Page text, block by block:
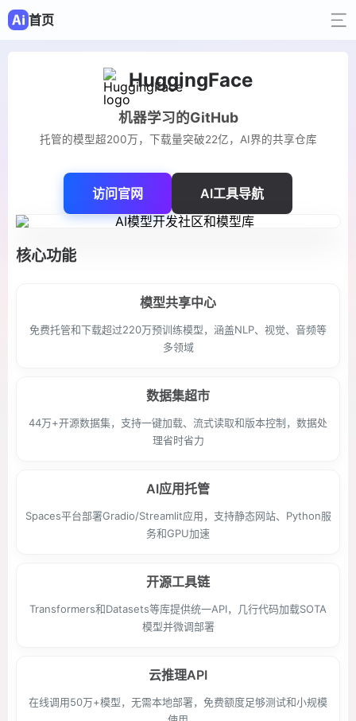
首页
HuggingFace
机器学习的GitHub
托管的模型超200万，下载量突破22亿，AI界的共享仓库
访问官网 AI工具导航
核心功能
模型共享中心
免费托管和下载超过220万预训练模型，涵盖NLP、视觉、音频等
多领域
数据集超市
44万+开源数据集，支持一键加载、流式读取和版本控制，数据处
理省时省力
AI应用托管
Spaces平台部署Gradio/Streamlit应用，支持静态网站、Python服
务和GPU加速
开源工具链
Transformers和Datasets等库提供统一API，几行代码加载SOTA
模型并微调部署
云推理API
在线调用50万+模型，无需本地部署，免费额度足够测试和小规模